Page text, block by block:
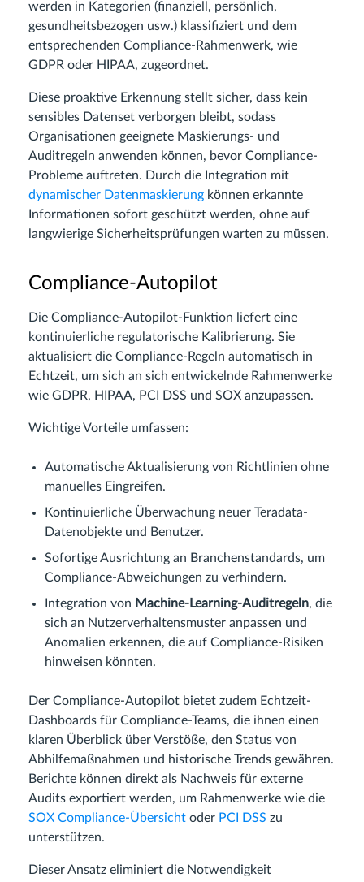
werden in Kategorien (finanziell, persönlich,
gesundheitsbezogen usw.) klassifiziert und dem
entsprechenden Compliance-Rahmenwerk, wie
GDPR oder HIPAA, zugeordnet.
Diese proaktive Erkennung stellt sicher, dass kein
sensibles Datenset verborgen bleibt, sodass
Organisationen geeignete Maskierungs- und
Auditregeln anwenden können, bevor Compliance-
Probleme auftreten. Durch die Integration mit
dynamischer Datenmaskierung können erkannte
Informationen sofort geschützt werden, ohne auf
langwierige Sicherheitsprüfungen warten zu müssen.
Compliance-Autopilot
Die Compliance-Autopilot-Funktion liefert eine
kontinuierliche regulatorische Kalibrierung. Sie
aktualisiert die Compliance-Regeln automatisch in
Echtzeit, um sich an sich entwickelnde Rahmenwerke
wie GDPR, HIPAA, PCI DSS und SOX anzupassen.
Wichtige Vorteile umfassen:
Automatische Aktualisierung von Richtlinien ohne
manuelles Eingreifen.
Kontinuierliche Überwachung neuer Teradata-
Datenobjekte und Benutzer.
Sofortige Ausrichtung an Branchenstandards, um
Compliance-Abweichungen zu verhindern.
Integration von Machine-Learning-Auditregeln, die
sich an Nutzerverhaltensmuster anpassen und
Anomalien erkennen, die auf Compliance-Risiken
hinweisen könnten.
Der Compliance-Autopilot bietet zudem Echtzeit-
Dashboards für Compliance-Teams, die ihnen einen
klaren Überblick über Verstöße, den Status von
Abhilfemaßnahmen und historische Trends gewähren.
Berichte können direkt als Nachweis für externe
Audits exportiert werden, um Rahmenwerke wie die
SOX Compliance-Übersicht oder PCI DSS zu
unterstützen.
Dieser Ansatz eliminiert die Notwendigkeit